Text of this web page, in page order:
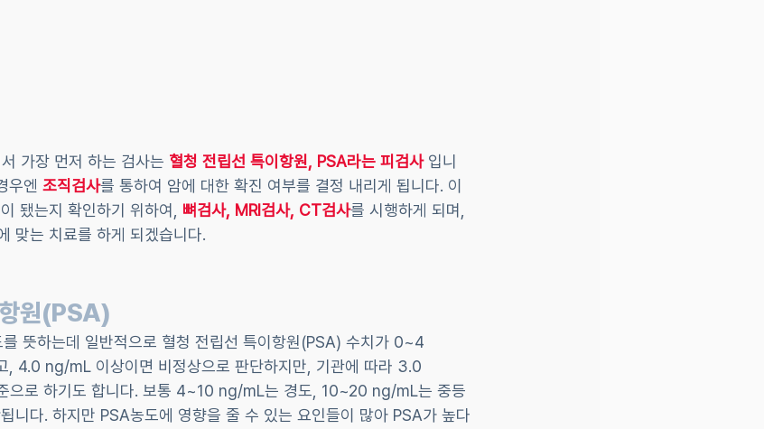
가장 먼저 하는 검사는 혈청 전립선 특이항원, PSA라는 피검사 입니
우엔 조직검사를 통하여 암에 대한 확진 여부를 결정 내리게 됩니다. 이
됐는지 확인하기 위하여, 뼈검사, MRI검사, CT검사를 시행하게 되며,
맞는 치료를 하게 되겠습니다.
원(PSA)
를 뜻하는데 일반적으로 혈청 전립선 특이항원(PSA) 수치가 0~4
, 4.0 ng/mL 이상이면 비정상으로 판단하지만, 기관에 따라 3.0
으로 하기도 합니다. 보통 4~10 ng/mL는 경도, 10~20 ng/mL는 중등
니다. 하지만 PSA농도에 영향을 줄 수 있는 요인들이 많아 PSA가 높다